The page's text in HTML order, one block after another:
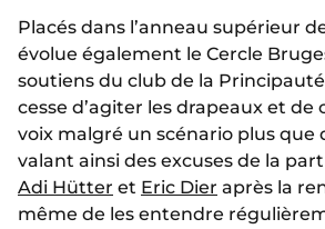
Placés dans l’anneau supérieur
évolue également le Cercle
soutiens du club de la
cesse d’agiter les drapeaux et de
voix malgré un scénario plus que
valant ainsi des excuses de la
Adi Hütter et Eric Dier après la
même de les entendre